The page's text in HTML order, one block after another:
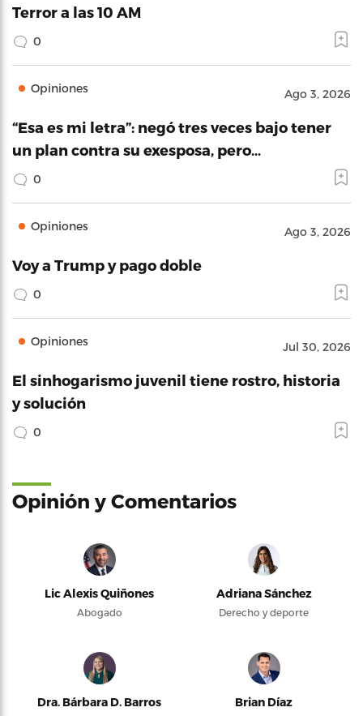
Terror a las 10 AM
0
Opiniones Ago 3, 2026
“Esa es mi letra”: negó tres veces bajo tener
un plan contra su exesposa, pero…
0
Opiniones Ago 3, 2026
Voy a Trump y pago doble
0
Opiniones Jul 30, 2026
El sinhogarismo juvenil tiene rostro, historia
y solución
0
Opinión y Comentarios
Lic Alexis Quiñones
Abogado
Adriana Sánchez
Derecho y deporte
Dra. Bárbara D. Barros Brian Díaz